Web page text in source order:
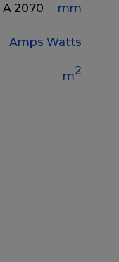
A 2070 mm
Amps Watts
m2